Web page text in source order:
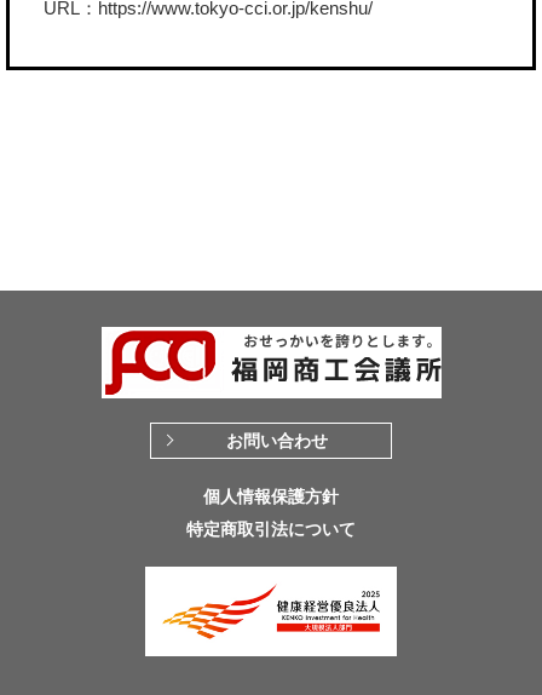
URL： https://www.tokyo-cci.or.jp/kenshu/
お問い合わせ
個人情報保護方針
特定商取引法について